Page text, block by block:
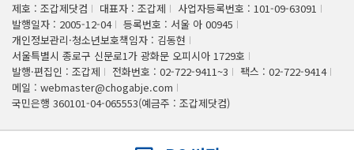
제호 : 조갑제닷컴
대표자 : 조갑제
사업자등록번호 : 101-09-63091
발행일자 : 2005-12-04
등록번호 : 서울 아 00945
개인정보관리·청소년보호책임자 : 김동현
서울특별시 종로구 신문로1가 광화문 오피시아 1729호
발행·편집인 : 조갑제
전화번호 : 02-722-9411~3
팩스 : 02-722-9414
메일 : webmaster@chogabje.com
국민은행 360101-04-065553(예금주 : 조갑제닷컴)